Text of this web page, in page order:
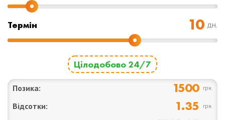
Термін дн.
Цілодобово 24/7
Позика: 1500 грн.
Відсотки: 1.35 грн.